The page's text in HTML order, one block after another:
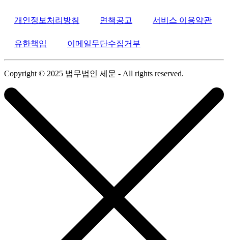
개인정보처리방침 면책공고 서비스 이용약관
유한책임 이메일무단수집거부
Copyright © 2025 법무법인 세문 - All rights reserved.